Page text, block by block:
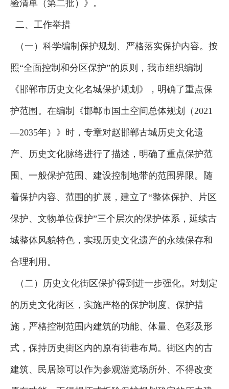
验清单（第二批）》。
二、工作举措
（一）科学编制保护规划、严格落实保护内容。按
照“全面控制和分区保护”的原则，我市组织编制
《邯郸市历史文化名城保护规划》，明确了重点保
护范围。在编制《邯郸市国土空间总体规划（2021
—2035年）》时，专章对赵邯郸古城历史文化遗
产、历史文化脉络进行了描述，明确了重点保护范
围、一般保护范围、建设控制地带的范围界限。随
着保护内容、范围的扩展，建立了“整体保护、片区
保护、文物单位保护”三个层次的保护体系，延续古
城整体风貌特色，实现历史文化遗产的永续保存和
合理利用。
（二）历史文化街区保护得到进一步强化。对划定
的历史文化街区，实施严格的保护制度、保护措
施，严格控制范围内建筑的功能、体量、色彩及形
式，保持历史街区内的原有街巷布局。街区内的古
建筑、民居除可以作为参观游览场所外、不得改变